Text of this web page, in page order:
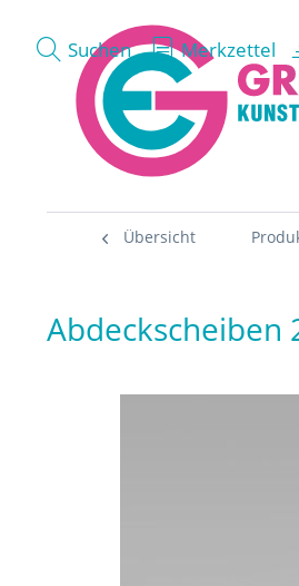
Suchen Merkzettel
Übersicht
Abdeckscheiben